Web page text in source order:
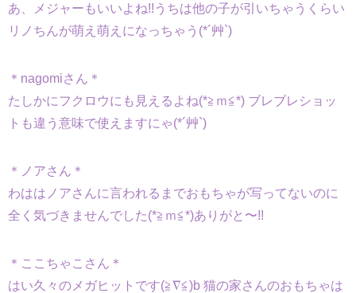
あ、メジャーもいいよね!!うちは他の子が引いちゃうくらい
リノちんが萌え萌えになっちゃう(*´艸`)
＊nagomiさん＊
たしかにフクロウにも見えるよね(*≧ｍ≦*) ブレブレショッ
トも違う意味で使えますにゃ(*´艸`)
＊ノアさん＊
わははノアさんに言われるまでおもちゃが写ってないのに
全く気づきませんでした(*≧ｍ≦*)ありがと〜!!
＊ここちゃこさん＊
はい久々のメガヒットです(≧∇≦)b 猫の家さんのおもちゃは